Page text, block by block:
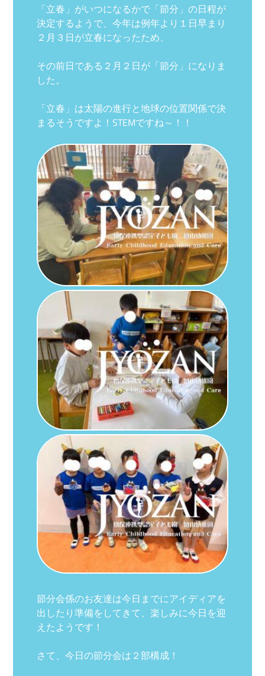
「立春」がいつになるかで「節分」の日程が
決定するようで、今年は例年より１日早まり
２月３日が立春になったため、
その前日である２月２日が「節分」になりま
した。
「立春」は太陽の進行と地球の位置関係で決
まるそうですよ！STEMですね～！！
節分会係のお友達は今日までにアイディアを
出したり準備をしてきて、楽しみに今日を迎
えたようです！
さて、今日の節分会は２部構成！